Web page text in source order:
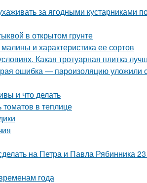
за ягодными кустарниками
в открытом грунте
и характеристика ее сортов
Какая тротуарная плитка
ошибка — пароизоляцию уложили
и что делать
в теплице
на Петра и Павла Рябинника
года